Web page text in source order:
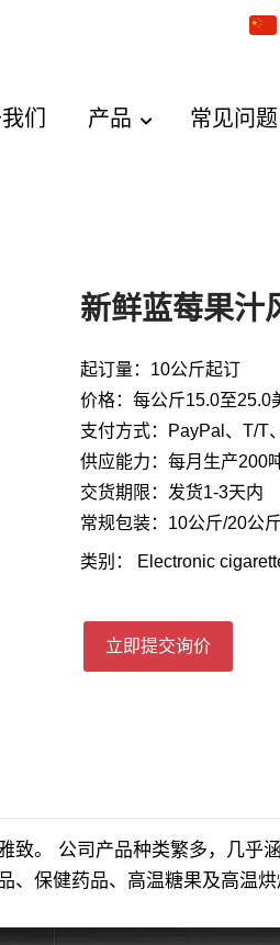
们 产品 常见问题
新鲜蓝莓果汁
起订量：10公斤起订
价格：每公斤15.0至25.0
支付方式：PayPal、T/T
供应能力：每月生产200
交货期限：发货1-3天内
常规包装：10公斤/20公
类别： Electronic
立即提交询价
致。 公司产品种类繁多，几乎
、保健药品、高温糖果及高温